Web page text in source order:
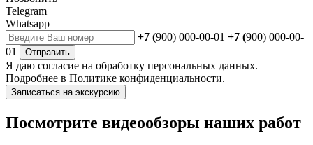
Telegram
Whatsapp
+7 (900) 000-00-01 +7 (900) 000-00-
01
Отправить
Я даю согласие на обработку персональных данных.
Подробнее в Политике конфиденциальности.
Записаться на экскурсию
Посмотрите видеообзоры наших работ